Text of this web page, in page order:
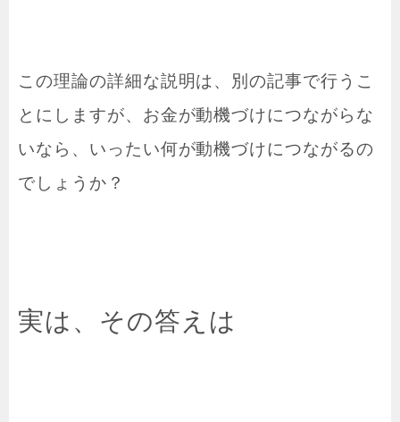
この理論の詳細な説明は、別の記事で行うこ
とにしますが、お金が動機づけにつながらな
いなら、いったい何が動機づけにつながるの
でしょうか？
実は、その答えは